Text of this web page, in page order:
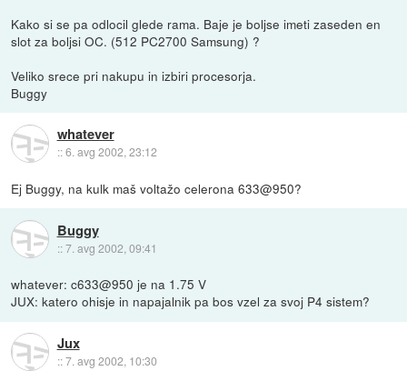
Kako si se pa odlocil glede rama. Baje je boljse imeti zaseden en
slot za boljsi OC. (512 PC2700 Samsung) ?
Veliko srece pri nakupu in izbiri procesorja.
Buggy
whatever
::6. avg 2002, 23:12
Ej Buggy, na kulk maš voltažo celerona 633@950?
Buggy
::7. avg 2002, 09:41
whatever: c633@950 je na 1.75 V
JUX: katero ohisje in napajalnik pa bos vzel za svoj P4 sistem?
Jux
::7. avg 2002, 10:30